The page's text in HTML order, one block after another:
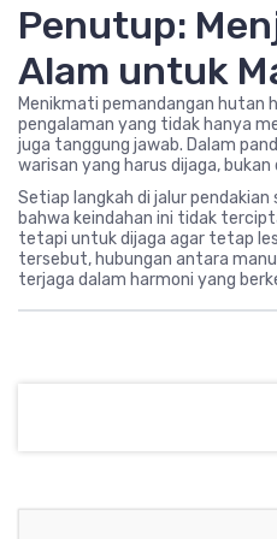
Penutup:
Alam untuk
Menikmati pemandangan hutan
pengalaman yang tidak hanya
juga tanggung jawab. Dalam
warisan yang harus dijaga,
Setiap langkah di jalur
bahwa keindahan ini tidak
tetapi untuk dijaga agar tetap
tersebut, hubungan antara
terjaga dalam harmoni yang